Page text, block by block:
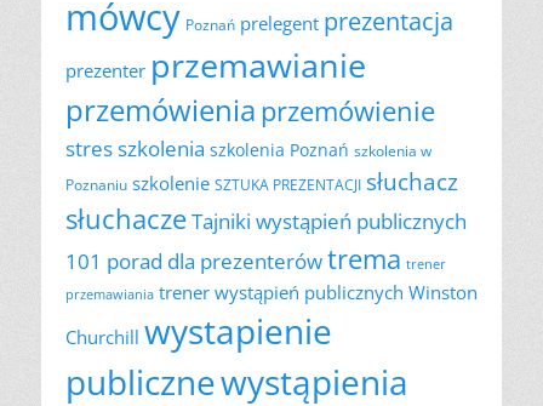
mówcy Poznań prelegent prezentacja
prezenter przemawianie
przemówieniaprzemówienie
stresszkolenia szkolenia Poznań szkolenia w
Poznaniu szkolenie SZTUKA PREZENTACJI słuchacz
słuchaczeTajniki wystąpień publicznych
101 porad dla prezenterówtrema trener
przemawiania trener wystąpień publicznych Winston
Churchill wystapienie
publicznewystąpienia